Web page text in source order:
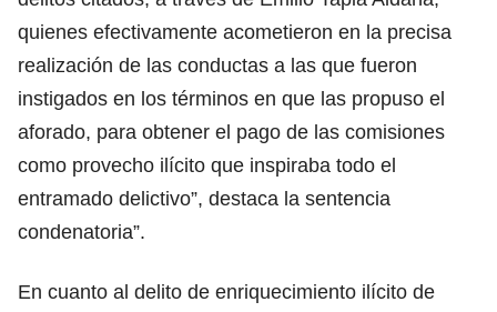
quienes efectivamente acometieron en la precisa
realización de las conductas a las que fueron
instigados en los términos en que las propuso el
aforado, para obtener el pago de las comisiones
como provecho ilícito que inspiraba todo el
entramado delictivo”, destaca la sentencia
condenatoria”.
En cuanto al delito de enriquecimiento ilícito de